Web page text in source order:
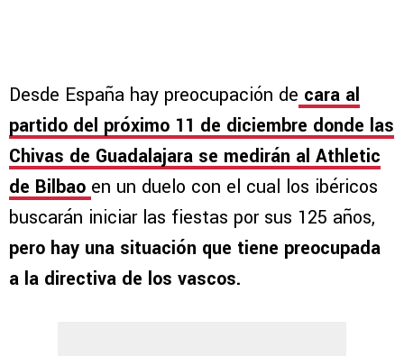
Desde España hay preocupación de cara al
partido del próximo 11 de diciembre donde las
Chivas de Guadalajara se medirán al Athletic
de Bilbao en un duelo con el cual los ibéricos
buscarán iniciar las fiestas por sus 125 años,
pero hay una situación que tiene preocupada
a la directiva de los vascos.